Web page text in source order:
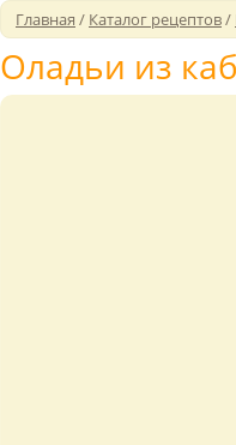
Главная / Каталог рецептов/
Оладьи из